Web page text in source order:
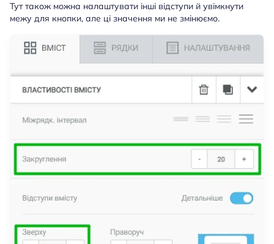
Тут також можна налаштувати інші відступи й увімкнути
межу для кнопки, але ці значення ми не змінюємо.